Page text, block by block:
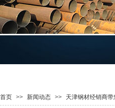
首页 >> 新闻动态 >> 天津钢材经销商